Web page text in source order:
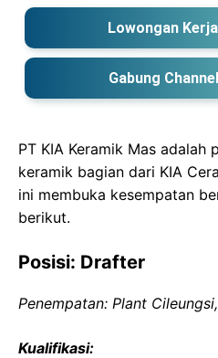
Lowongan
Gabung
PT KIA Keramik Mas adalah
keramik bagian dari KIA
ini membuka kesempatan
berikut.
Posisi: Drafter
Penempatan: Plant
Kualifikasi: